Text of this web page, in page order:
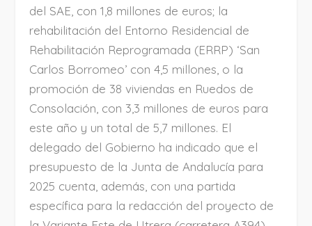
del SAE, con 1,8 millones de euros; la
rehabilitación del Entorno Residencial de
Rehabilitación Reprogramada (ERRP) ‘San
Carlos Borromeo’ con 4,5 millones, o la
promoción de 38 viviendas en Ruedos de
Consolación, con 3,3 millones de euros para
este año y un total de 5,7 millones. El
delegado del Gobierno ha indicado que el
presupuesto de la Junta de Andalucía para
2025 cuenta, además, con una partida
específica para la redacción del proyecto de